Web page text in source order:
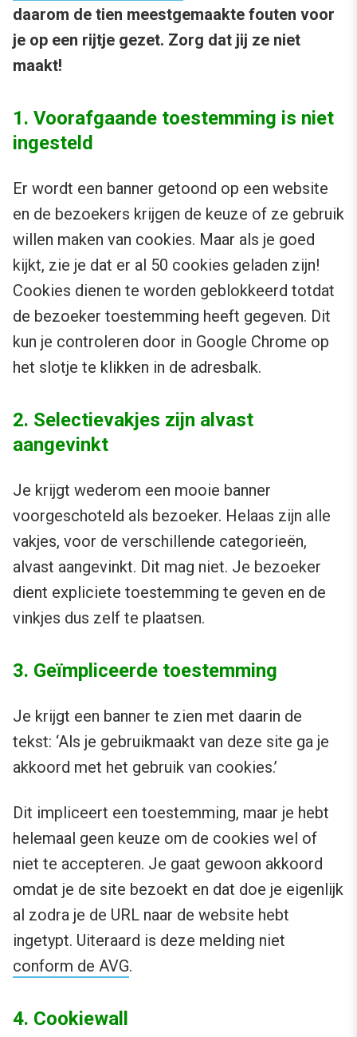
daarom de tien meestgemaakte fouten voor
je op een rijtje gezet. Zorg dat jij ze niet
maakt!
1. Voorafgaande toestemming is niet
ingesteld
Er wordt een banner getoond op een website
en de bezoekers krijgen de keuze of ze gebruik
willen maken van cookies. Maar als je goed
kijkt, zie je dat er al 50 cookies geladen zijn!
Cookies dienen te worden geblokkeerd totdat
de bezoeker toestemming heeft gegeven. Dit
kun je controleren door in Google Chrome op
het slotje te klikken in de adresbalk.
2. Selectievakjes zijn alvast
aangevinkt
Je krijgt wederom een mooie banner
voorgeschoteld als bezoeker. Helaas zijn alle
vakjes, voor de verschillende categorieën,
alvast aangevinkt. Dit mag niet. Je bezoeker
dient expliciete toestemming te geven en de
vinkjes dus zelf te plaatsen.
3. Geïmpliceerde toestemming
Je krijgt een banner te zien met daarin de
tekst: ‘Als je gebruikmaakt van deze site ga je
akkoord met het gebruik van cookies.’
Dit impliceert een toestemming, maar je hebt
helemaal geen keuze om de cookies wel of
niet te accepteren. Je gaat gewoon akkoord
omdat je de site bezoekt en dat doe je eigenlijk
al zodra je de URL naar de website hebt
ingetypt. Uiteraard is deze melding niet
conform de AVG.
4. Cookiewall